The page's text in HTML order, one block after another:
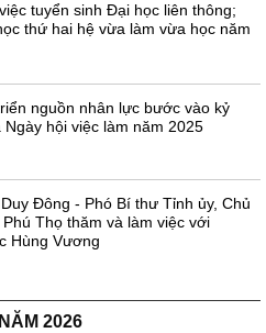
tuyển sinh Đại học liên thông;
thứ hai hệ vừa làm vừa học năm
nguồn nhân lực bước vào kỷ
Ngày hội việc làm năm 2025
Đông - Phó Bí thư Tỉnh ủy, Chủ
Thọ thăm và làm việc với
Hùng Vương
2026